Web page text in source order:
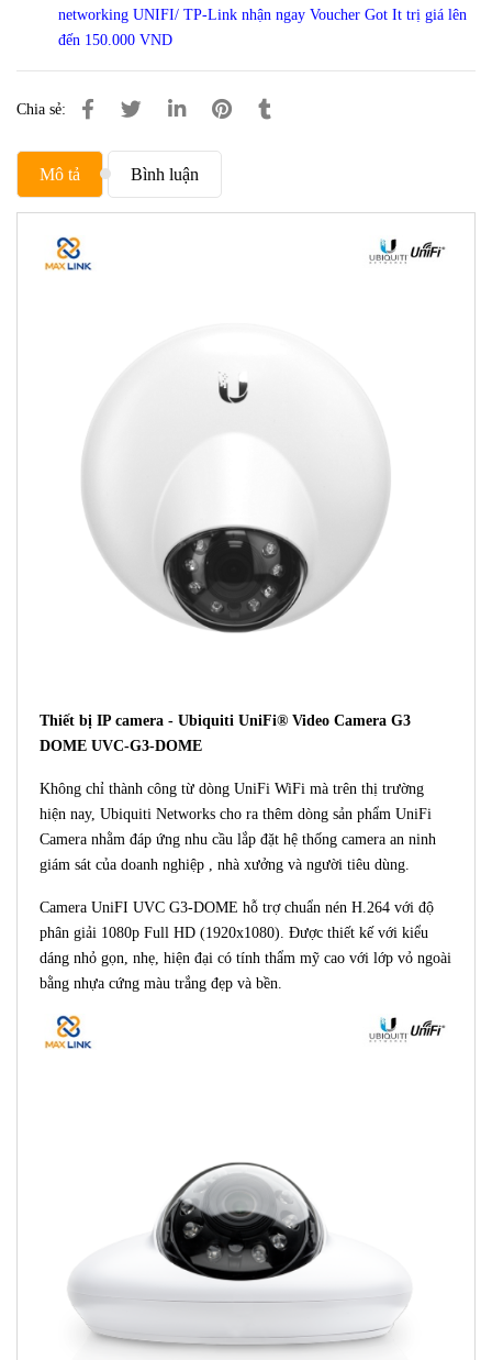
networking UNIFI/ TP-Link nhận ngay Voucher Got It trị giá lên
đến 150.000 VND
Chia sẻ:
Mô tả Bình luận
Thiết bị IP camera - Ubiquiti UniFi® Video Camera G3
DOME UVC-G3-DOME
Không chỉ thành công từ dòng UniFi WiFi mà trên thị trường
hiện nay, Ubiquiti Networks cho ra thêm dòng sản phẩm UniFi
Camera nhằm đáp ứng nhu cầu lắp đặt hệ thống camera an ninh
giám sát của doanh nghiệp , nhà xưởng và người tiêu dùng.
Camera UniFI UVC G3-DOME hỗ trợ chuẩn nén H.264 với độ
phân giải 1080p Full HD (1920x1080). Được thiết kế với kiểu
dáng nhỏ gọn, nhẹ, hiện đại có tính thẩm mỹ cao với lớp vỏ ngoài
bằng nhựa cứng màu trắng đẹp và bền.